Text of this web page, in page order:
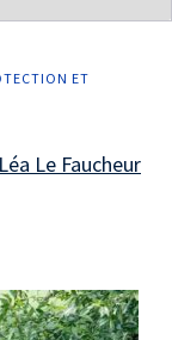
ET
Léa Le Faucheur